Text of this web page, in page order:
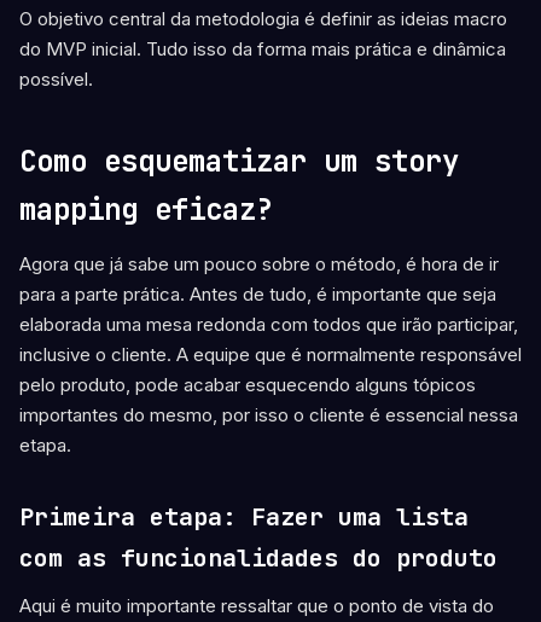
O objetivo central da metodologia é definir as ideias macro
do MVP inicial. Tudo isso da forma mais prática e dinâmica
possível.
Como esquematizar um story
mapping eficaz?
Agora que já sabe um pouco sobre o método, é hora de ir
para a parte prática. Antes de tudo, é importante que seja
elaborada uma mesa redonda com todos que irão participar,
inclusive o cliente. A equipe que é normalmente responsável
pelo produto, pode acabar esquecendo alguns tópicos
importantes do mesmo, por isso o cliente é essencial nessa
etapa.
Primeira etapa: Fazer uma lista
com as funcionalidades do produto
Aqui é muito importante ressaltar que o ponto de vista do